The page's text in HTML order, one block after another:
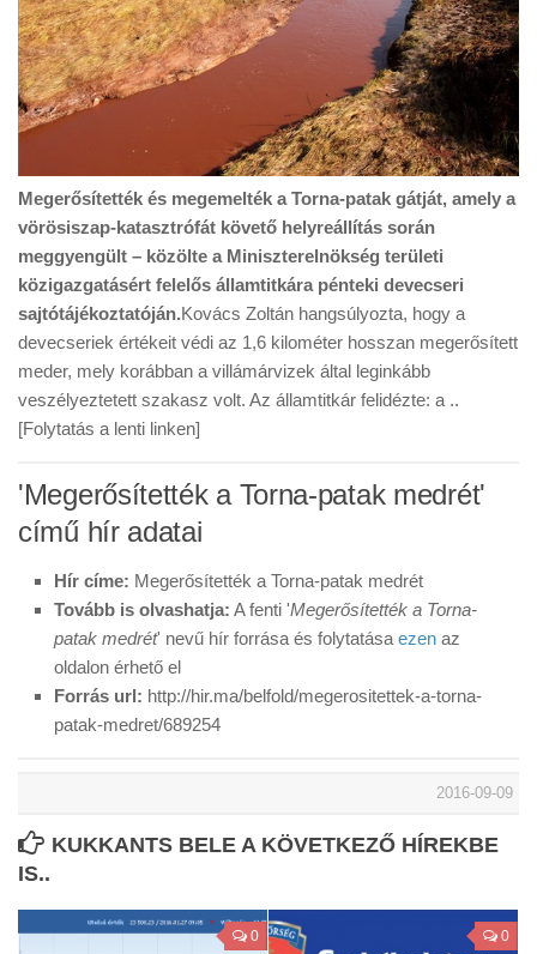
Megerősítették és megemelték a Torna-patak gátját, amely a
vörösiszap-katasztrófát követő helyreállítás során
meggyengült – közölte a Miniszterelnökség területi
közigazgatásért felelős államtitkára pénteki devecseri
sajtótájékoztatóján.Kovács Zoltán hangsúlyozta, hogy a
devecseriek értékeit védi az 1,6 kilométer hosszan megerősített
meder, mely korábban a villámárvizek által leginkább
veszélyeztetett szakasz volt. Az államtitkár felidézte: a ..
[Folytatás a lenti linken]
'Megerősítették a Torna-patak medrét'
című hír adatai
Hír címe: Megerősítették a Torna-patak medrét
Tovább is olvashatja: A fenti 'Megerősítették a Torna-
patak medrét' nevű hír forrása és folytatása ezen az
oldalon érhető el
Forrás url: http://hir.ma/belfold/megerositettek-a-torna-
patak-medret/689254
2016-09-09
KUKKANTS BELE A KÖVETKEZŐ HÍREKBE
IS..
0 0